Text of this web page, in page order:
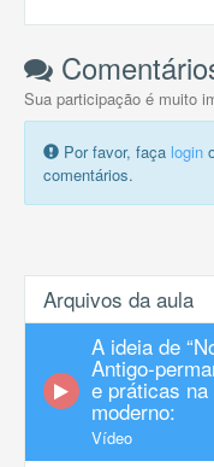
Sua participação é muito
Por favor, faça login
comentários.
Arquivos da aula
A ideia de
Antigo-
e práticas
moderno:
Vídeo